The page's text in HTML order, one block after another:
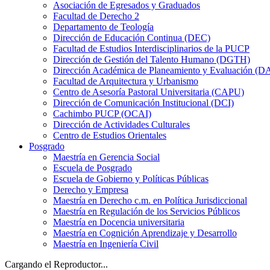
Asociación de Egresados y Graduados
Facultad de Derecho 2
Departamento de Teología
Dirección de Educación Continua (DEC)
Facultad de Estudios Interdisciplinarios de la PUCP
Dirección de Gestión del Talento Humano (DGTH)
Dirección Académica de Planeamiento y Evaluación
Facultad de Arquitectura y Urbanismo
Centro de Asesoría Pastoral Universitaria (CAPU)
Dirección de Comunicación Institucional (DCI)
Cachimbo PUCP (OCAI)
Dirección de Actividades Culturales
Centro de Estudios Orientales
Posgrado
Maestría en Gerencia Social
Escuela de Posgrado
Escuela de Gobierno y Políticas Públicas
Derecho y Empresa
Maestría en Derecho c.m. en Política Jurisdiccional
Maestría en Regulación de los Servicios Públicos
Maestría en Docencia universitaria
Maestría en Cognición Aprendizaje y Desarrollo
Maestría en Ingeniería Civil
Cargando el Reproductor...